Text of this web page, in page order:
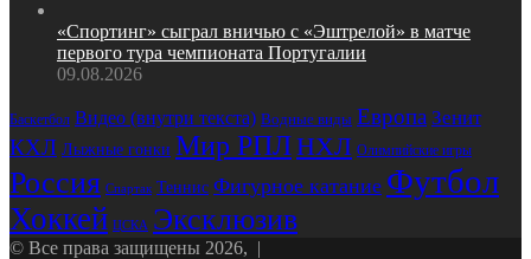
«Спортинг» сыграл вничью с «Эштрелой» в матче
первого тура чемпионата Португалии
09.08.2026
Баскетбол Видео (внутри текста) Водные виды Европа Зенит
КХЛ Лыжные гонки Мир РПЛНХЛ Олимпийские игры
Россия Спартак Теннис Фигурное катание Футбол
Хоккей ЦСКА Эксклюзив
© Все права защищены 2026, |